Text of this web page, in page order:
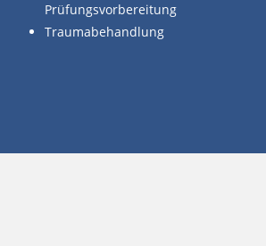
Prüfungsvorbereitung
Traumabehandlung